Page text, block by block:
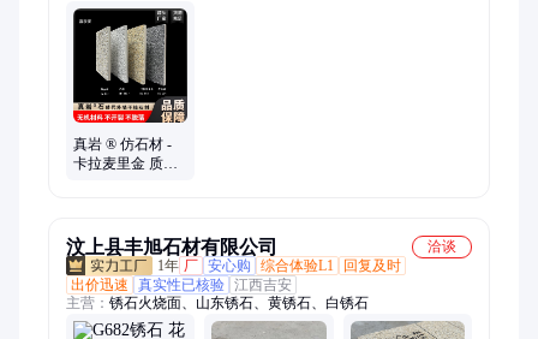
真岩 ® 仿石材 -
卡拉麦里金 质感
汶上县丰旭石材有限公司
洽谈
1年 厂 安心购 综合体验L1
回复及时
出价迅速
真实性已核验 江西吉安
主营： 锈石火烧面、山东锈石、黄锈石、白锈石